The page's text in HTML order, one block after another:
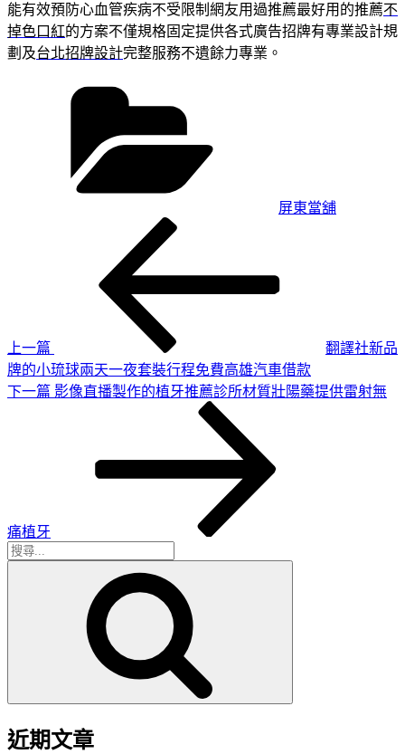
能有效預防心血管疾病不受限制網友用過推薦最好用的推薦不
掉色口紅的方案不僅規格固定提供各式廣告招牌有專業設計規
劃及台北招牌設計完整服務不遺餘力專業。
屏東當舖
上一篇
翻譯社新品
牌的小琉球兩天一夜套裝行程免費高雄汽車借款
下
下一篇 影像直播製作的植牙推薦診所材質壯陽藥提供雷射無
痛植牙
搜
近期文章